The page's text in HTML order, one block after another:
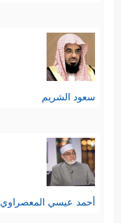
سعود الشريم
أحمد عيسي المعصراوي